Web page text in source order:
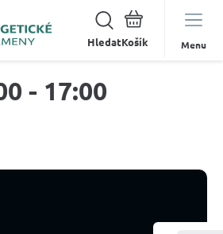
Hledat Menu
- 17:00